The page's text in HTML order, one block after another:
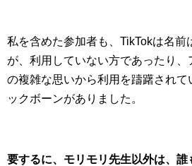
私を含めた参加者も、TikTokは名前
が、利用していない方であったり
の複雑な思いから利用を躊躇され
ックボーンがありました。
要するに、モリモリ先生以外は、誰